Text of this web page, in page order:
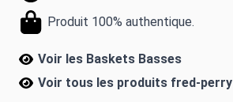
Produit 100% authentique.
Voir les Baskets Basses
Voir tous les produits fred-perry